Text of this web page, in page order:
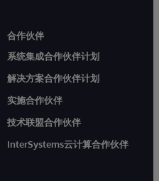
合作伙伴
系统集成合作伙伴计划
解决方案合作伙伴计划
实施合作伙伴
技术联盟合作伙伴
InterSystems云计算合作伙伴